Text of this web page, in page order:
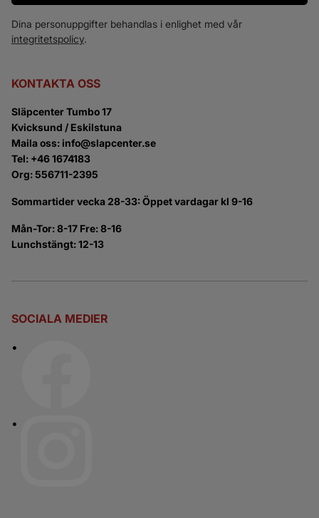
Dina personuppgifter behandlas i enlighet med vår
integritetspolicy.
KONTAKTA OSS
Släpcenter Tumbo 17
Kvicksund / Eskilstuna
Maila oss: info@slapcenter.se
Tel: +46 1674183
Org: 556711-2395
Sommartider vecka 28-33: Öppet vardagar kl 9-16
Mån-Tor: 8-17 Fre: 8-16
Lunchstängt: 12-13
SOCIALA MEDIER